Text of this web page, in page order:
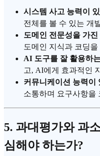
시스템 사고 능력이
전체를 볼 수 있는 개
도메인 전문성을 가진
도메인 지식과 코딩
AI 도구를 잘 활용하
고, AI에게 효과적인
커뮤니케이션 능력이
소통하며 요구사항을
5. 과대평가와 과
심해야 하는가?